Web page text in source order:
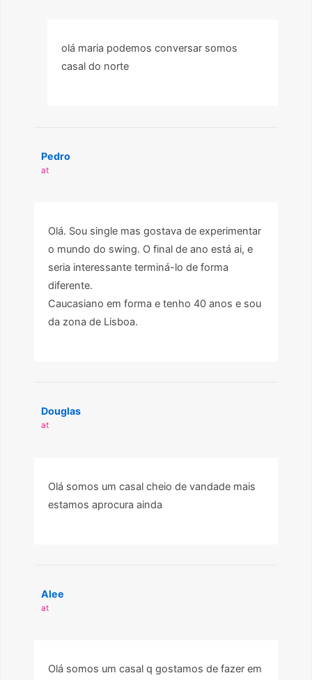
olá maria podemos conversar somos
casal do norte
Pedro
at
Olá. Sou single mas gostava de experimentar
o mundo do swing. O final de ano está ai, e
seria interessante terminá-lo de forma
diferente.
Caucasiano em forma e tenho 40 anos e sou
da zona de Lisboa.
Douglas
at
Olá somos um casal cheio de vandade mais
estamos aprocura ainda
Alee
at
Olá somos um casal q gostamos de fazer em